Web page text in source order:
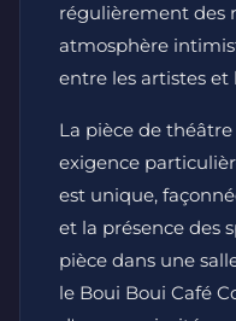
régulièrement des
atmosphère
entre les artistes et
La pièce de
exigence
est unique,
et la présence des
pièce dans une
le Boui Boui Café